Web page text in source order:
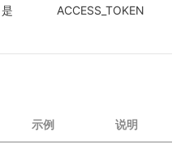
是 ACCESS_TOKEN
示例 说明